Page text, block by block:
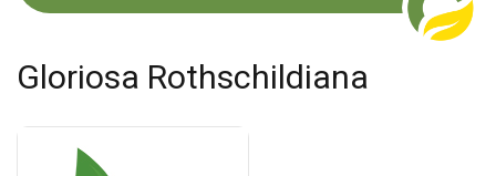
Gloriosa Rothschildiana